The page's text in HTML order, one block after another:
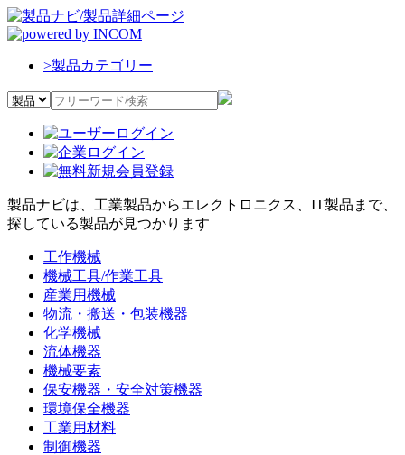
>製品カテゴリー
製品ナビは、工業製品からエレクトロニクス、IT製品まで、
探している製品が見つかります
工作機械
機械工具/作業工具
産業用機械
物流・搬送・包装機器
化学機械
流体機器
機械要素
保安機器・安全対策機器
環境保全機器
工業用材料
制御機器